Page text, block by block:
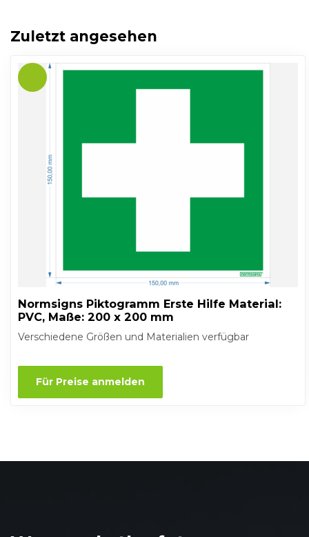
Zuletzt angesehen
Normsigns Piktogramm Erste Hilfe Material:
PVC, Maße: 200 x 200 mm
Verschiedene Größen und Materialien verfügbar
Für Preise anmelden